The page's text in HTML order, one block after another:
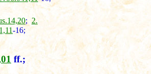
; 2.
-16;
ff.;